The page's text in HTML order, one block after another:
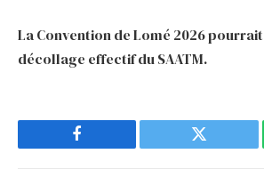
La Convention de Lomé 2026
décollage effectif du SAATM.
Facebook Twitter